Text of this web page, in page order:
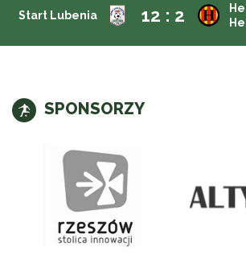
Start Lubenia 12 : 2
SPONSORZY